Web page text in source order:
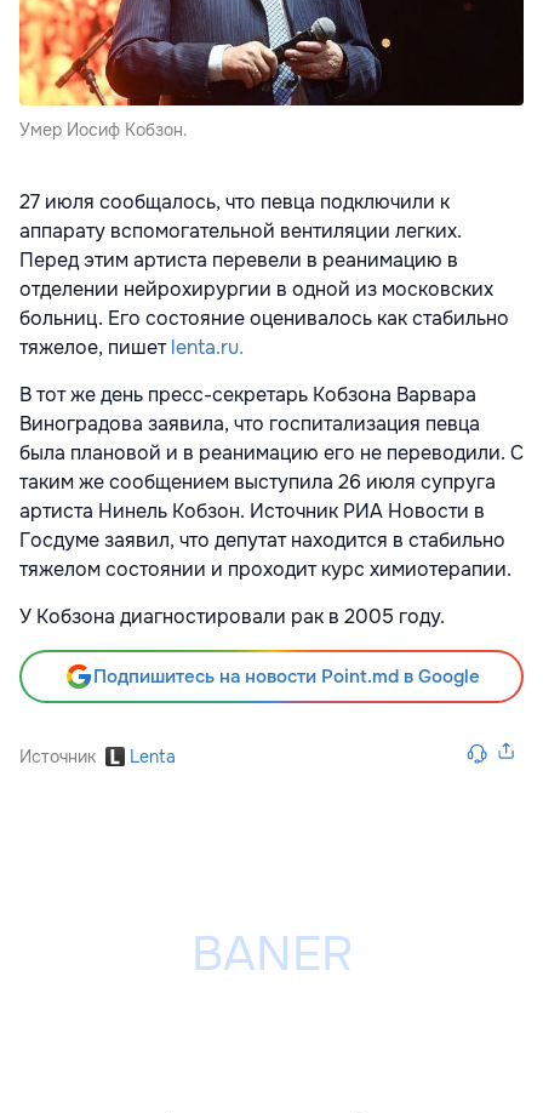
Умер Иосиф Кобзон.
27 июля сообщалось, что певца подключили к
аппарату вспомогательной вентиляции легких.
Перед этим артиста перевели в реанимацию в
отделении нейрохирургии в одной из московских
больниц. Его состояние оценивалось как стабильно
тяжелое, пишетlenta.ru.
В тот же день пресс-секретарь Кобзона Варвара
Виноградова заявила, что госпитализация певца
была плановой и в реанимацию его не переводили. С
таким же сообщением выступила 26 июля супруга
артиста Нинель Кобзон. Источник РИА Новости в
Госдуме заявил, что депутат находится в стабильно
тяжелом состоянии и проходит курс химиотерапии.
У Кобзона диагностировали рак в 2005 году.
Подпишитесь на новости Point.md в Google
Источник Lenta